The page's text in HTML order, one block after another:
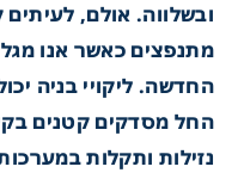
ובשלווה. אולם,
מתנפצים כאשר אנו
החדשה. ליקויי בניה
החל מסדקים קטנים
נזילות ותקלות